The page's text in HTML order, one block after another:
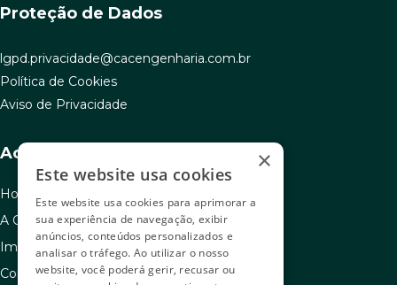
Proteção de Dados
lgpd.privacidade@cacengenharia.com.br
Política de Cookies
Aviso de Privacidade
Acesso rápido
Home
A C.A.C
Imóveis à venda
Como usar seu FGTS
×
Este website usa cookies
Este website usa cookies para aprimorar a
sua experiência de navegação, exibir
anúncios, conteúdos personalizados e
analisar o tráfego. Ao utilizar o nosso
website, você poderá gerir, recusar ou